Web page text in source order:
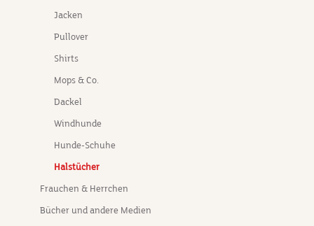
Jacken
Pullover
Shirts
Mops & Co.
Dackel
Windhunde
Hunde-Schuhe
Halstücher
Frauchen & Herrchen
Bücher und andere Medien